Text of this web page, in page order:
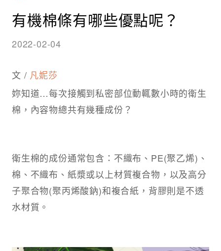
有機棉條有哪些優點呢？
2022-02-04
文 / 凡妮莎
妳知道…每次接觸到私密部位動輒數小時的衛生
棉，內容物總共有幾種成份？​
衛生棉的成份通常包含：不織布、PE(聚乙烯)、
棉、不織布、紙漿或以上材質複合物，以及高分
子聚合物(聚丙烯酸鈉)和複合紙，背膠則是不透
水材質。​